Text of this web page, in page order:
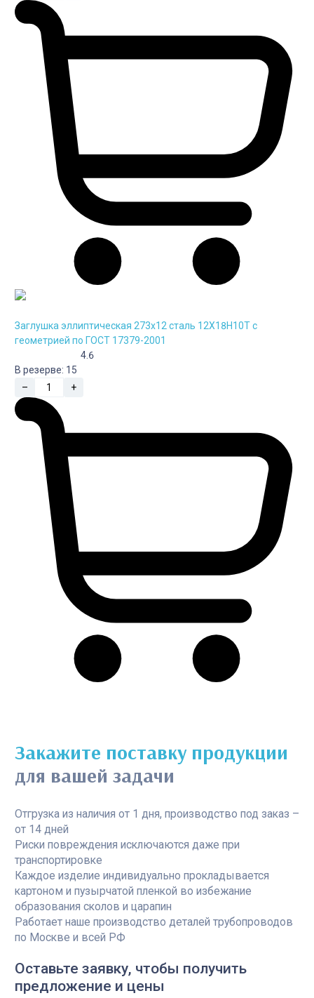
Заглушка эллиптическая 273х12 сталь 12Х18Н10Т с
геометрией по ГОСТ 17379-2001
4.6
В резерве: 15
–
+
Закажите поставку продукции
для вашей задачи
Отгрузка из наличия от 1 дня, производство под заказ –
от 14 дней
Риски повреждения исключаются даже при
транспортировке
Каждое изделие индивидуально прокладывается
картоном и пузырчатой пленкой во избежание
образования сколов и царапин
Работает наше производство деталей трубопроводов
по Москве и всей РФ
Оставьте заявку, чтобы получить
предложение и цены